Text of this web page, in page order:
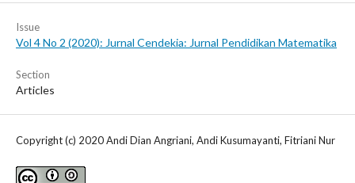
Issue
Vol 4 No 2 (2020): Jurnal Cendekia: Jurnal Pendidikan Matematika
Section
Articles
Copyright (c) 2020 Andi Dian Angriani, Andi Kusumayanti, Fitriani Nur